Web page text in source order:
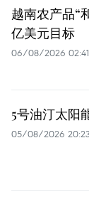
越南农产品“
亿美元目标
06/08/2026 02:41
5号油汀太阳
05/08/2026 20:23